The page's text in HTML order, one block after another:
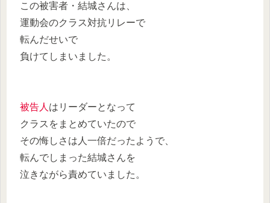
この被害者・結城さんは、
運動会のクラス対抗リレーで
転んだせいで
負けてしまいました。
被告人 はリーダーとなって
クラスをまとめていたので
その悔しさは人一倍だったようで、
転んでしまった結城さんを
泣きながら責めていました。